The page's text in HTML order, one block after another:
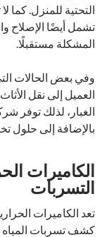
التحتية للمنزل.
تشمل أيضًا الإصلاح
المشكلة مستقبلًا.
وفي بعض الحالات
العميل إلى نقل
الغبار، لذلك توفر
بالإضافة إلى حلول
الكاميرات
التسربات
تعد الكاميرات
كشف تسربات المياه